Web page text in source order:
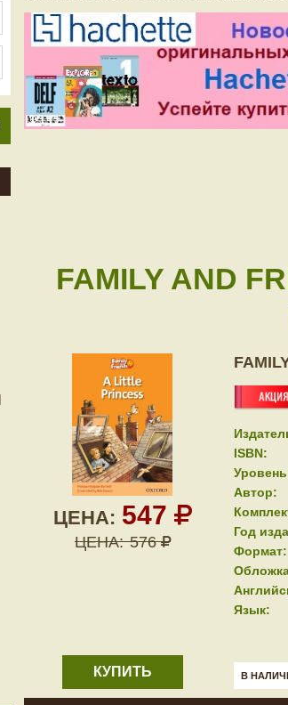
FAMILY AND
ЦЕНА: 547
ЦЕНА: 576
ISBN:
Автор:
Год
Формат:
Язык:
КУПИТЬ В